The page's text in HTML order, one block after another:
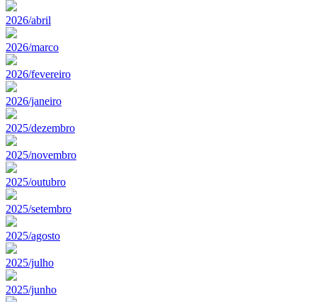
2026/abril
2026/marco
2026/fevereiro
2026/janeiro
2025/dezembro
2025/novembro
2025/outubro
2025/setembro
2025/agosto
2025/julho
2025/junho